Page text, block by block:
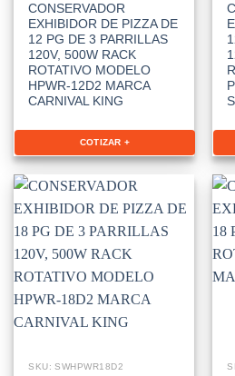
CONSERVADOR
EXHIBIDOR DE PIZZA DE
12 PG DE 3 PARRILLAS
120V, 500W RACK
ROTATIVO MODELO
HPWR-12D2 MARCA
CARNIVAL KING
COTIZAR +
SKU: SWHPWR18D2